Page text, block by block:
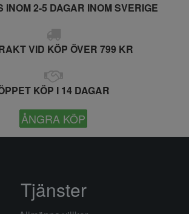
INOM 2-5 DAGAR INOM SVERIGE
VID KÖP ÖVER 799 KR
KÖP I 14 DAGAR
ÅNGRA KÖP
Tjänster